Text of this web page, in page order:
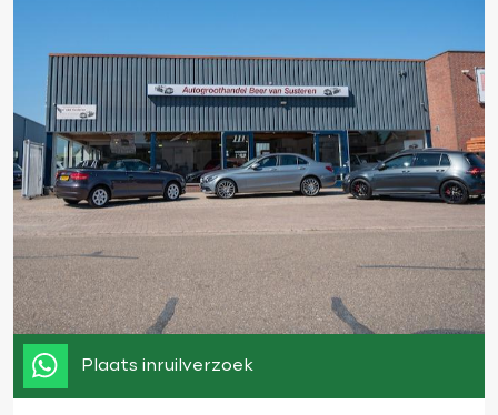
Plaats inruilverzoek